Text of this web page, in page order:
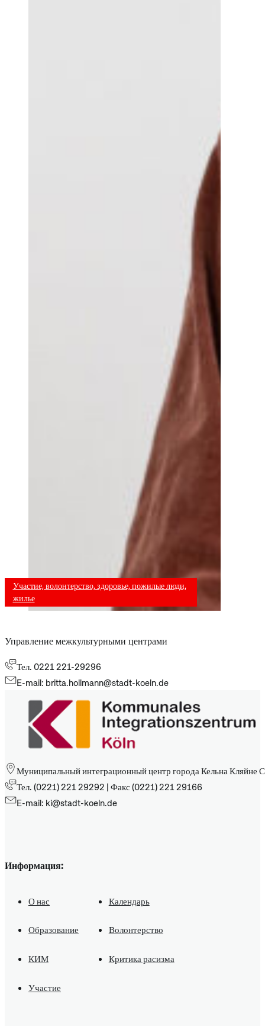
Управление межкультурными центрами
Участие, волонтерство, здоровье, пожилые люди,
жилье
Тел. 0221 221-29296
E-mail: britta.hollmann@stadt-koeln.de
Муниципальный интеграционный центр города Кельна Кляйне
Тел. (0221) 221 29292 | Факс (0221) 221 29166
E-mail: ki@stadt-koeln.de
Информация:
О нас Календарь
Образование Волонтерство
КИМ Критика расизма
Участие